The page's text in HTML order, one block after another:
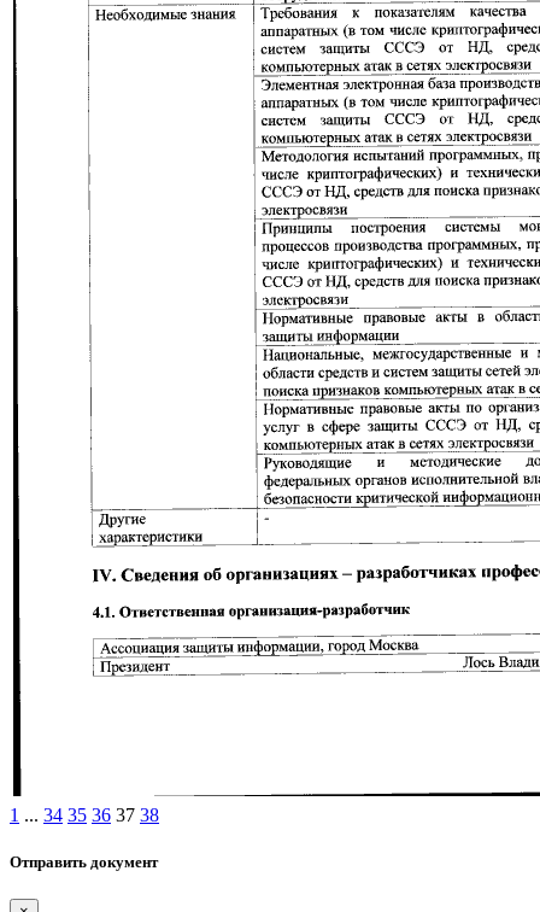
1 ... 34 35 36 37 38
Отправить документ